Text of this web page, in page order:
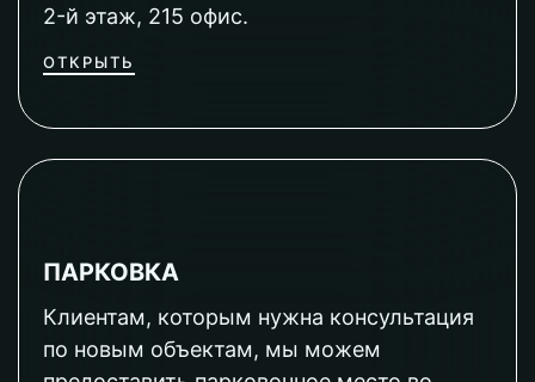
2-й этаж, 215 офис.
ОТКРЫТЬ
ПАРКОВКА
Клиентам, которым нужна консультация
по новым объектам, мы можем